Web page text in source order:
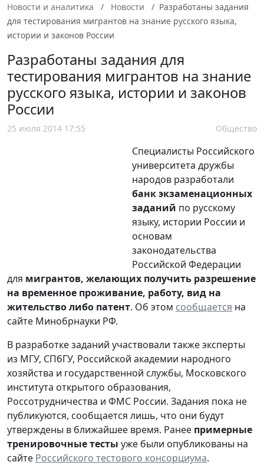
Новости и аналитика Новости
Разработаны задания
для тестирования мигрантов на знание русского языка,
истории и законов России
Разработаны задания для
тестирования мигрантов на знание
русского языка, истории и законов
России
25 июля 2014 17:55 Общество
Специалисты Российского
университета дружбы
народов разработали
банк экзаменационных
заданий по русскому
языку, истории России и
основам
законодательства
Российской Федерации
для мигрантов, желающих получить разрешение
на временное проживание, работу, вид на
жительство либо патент. Об этом сообщается на
сайте Минобрнауки РФ.
В разработке заданий участвовали также эксперты
из МГУ, СПбГУ, Российской академии народного
хозяйства и государственной службы, Московского
института открытого образования,
Россотрудничества и ФМС России. Задания пока не
публикуются, сообщается лишь, что они будут
утверждены в ближайшее время. Ранее примерные
тренировочные тесты уже были опубликованы на
сайте Российского тестового консорциума.